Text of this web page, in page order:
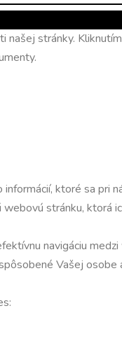
našej stránky.
ktoré sa pri
stránku, ktorá
navigáciu
Vašej osobe